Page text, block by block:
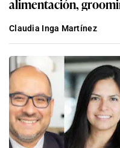
Claudia Inga Martínez